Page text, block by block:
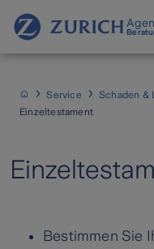
Service Schaden &
Einzeltestament
Bestimmen Sie